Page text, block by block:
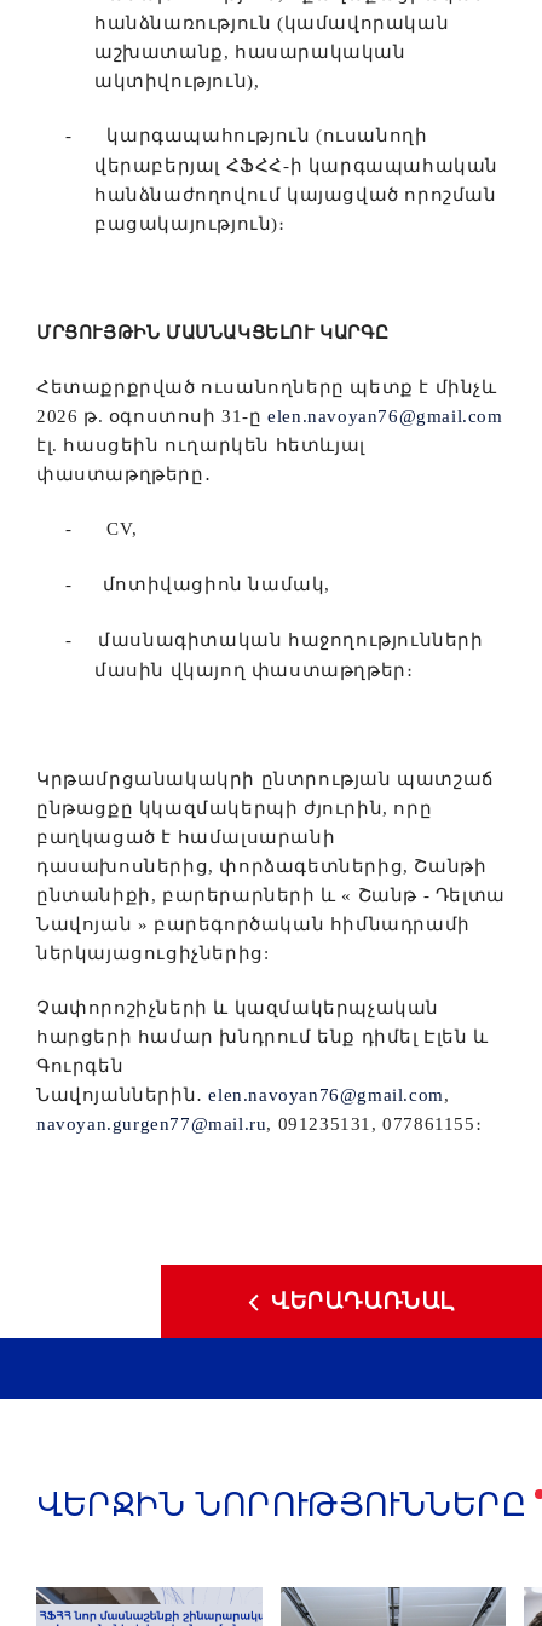
հանձնառություն (կամավորական
աշխատանք, հասարակական
ակտիվություն),
-
կարգապահություն (ուսանողի
վերաբերյալ ՀՖՀՀ-ի կարգապահական
հանձնաժողովում կայացված որոշման
բացակայություն)։
ՄՐՑՈՒՅԹԻՆ ՄԱՍՆԱԿՑԵԼՈՒ ԿԱՐԳԸ
Հետաքրքրված ուսանողները պետք է մինչև
2026 թ. օգոստոսի 31-ըelen.navoyan76@gmail.com
էլ. հասցեին ուղարկեն հետևյալ
փաստաթղթերը․
- CV,
- մոտիվացիոն նամակ,
-
մասնագիտական հաջողությունների
մասին վկայող փաստաթղթեր։
Կրթամրցանակակրի ընտրության պատշաճ
ընթացքը կկազմակերպի ժյուրին, որը
բաղկացած է համալսարանի
դասախոսներից, փորձագետներից, Շանթի
ընտանիքի, բարերարների և « Շանթ - Դելտա
Նավոյան » բարեգործական հիմնադրամի
ներկայացուցիչներից:
Չափորոշիչների և կազմակերպչական
հարցերի համար խնդրում ենք դիմել Էլեն և
Գուրգեն
Նավոյաններին․ elen.navoyan76@gmail.com,
navoyan.gurgen77@mail.ru, 091235131, 077861155։
ՎԵՐԱԴԱՌՆԱԼ
ՎԵՐՋԻՆ ՆՈՐՈՒԹՅՈՒՆՆԵՐԸ